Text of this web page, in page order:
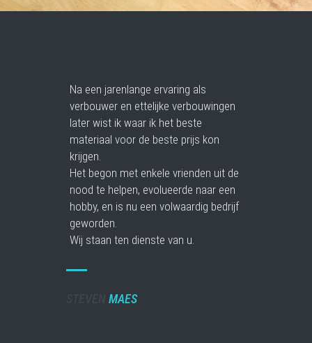
Na een jarenlange ervaring als
verbouwer en ettelijke verbouwingen
later wist ik waar ik het beste
materiaal voor de beste prijs kon
krijgen.
Het begon met enkele vrienden uit de
nood te helpen, evolueerde naar een
hobby, en is nu een volwaardig bedrijf
geworden.
Wij staan ten dienste van u.
MAES